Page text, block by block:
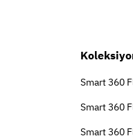
Smart 360
Smart 360
Smart 360